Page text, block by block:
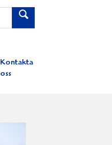
Kontakta
oss